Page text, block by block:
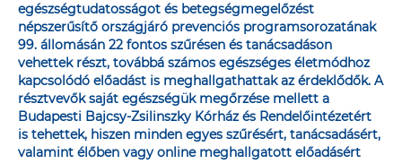
egészségtudatosságot és betegségmegelőzést
népszerűsítő országjáró prevenciós programsorozatának
99. állomásán 22 fontos szűrésen és tanácsadáson
vehettek részt, továbbá számos egészséges életmódhoz
kapcsolódó előadást is meghallgathattak az érdeklődők. A
résztvevők saját egészségük megőrzése mellett a
Budapesti Bajcsy-Zsilinszky Kórház és Rendelőintézetért
is tehettek, hiszen minden egyes szűrésért, tanácsadásért,
valamint élőben vagy online meghallgatott előadásért